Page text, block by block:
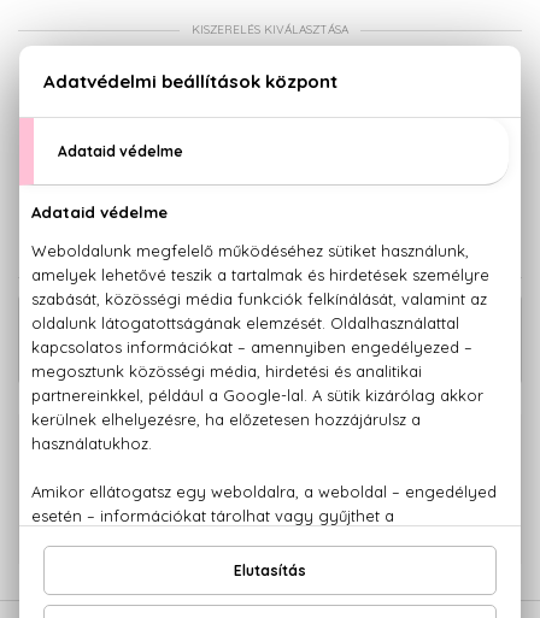
KISZERELÉS KIVÁLASZTÁSA
50 ml
KAPCSOLÓDÓ TERMÉKEK
Pink Bouquet Eau De Toilette Mini 5
ml
6.200 Ft
100% eredeti termékek,
Kérdésed van, elakadtál? Hívd ügyfélszolgálatunkat:+36 20
779 1926